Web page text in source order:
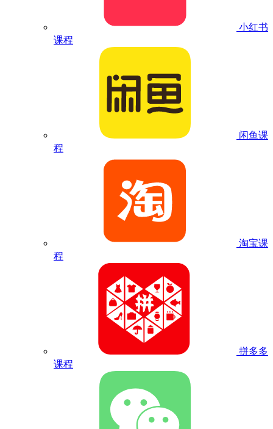
小红书
课程
闲鱼课
程
淘宝课
程
拼多多
课程